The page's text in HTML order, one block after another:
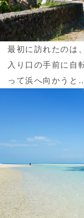
最初に訪れたのは
入り口の手前に自
って浜へ向かう